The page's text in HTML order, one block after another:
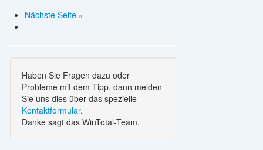
Nächste Seite »
Haben Sie Fragen dazu oder
Probleme mit dem Tipp, dann melden
Sie uns dies über das spezielle
Kontaktformular.
Danke sagt das WinTotal-Team.